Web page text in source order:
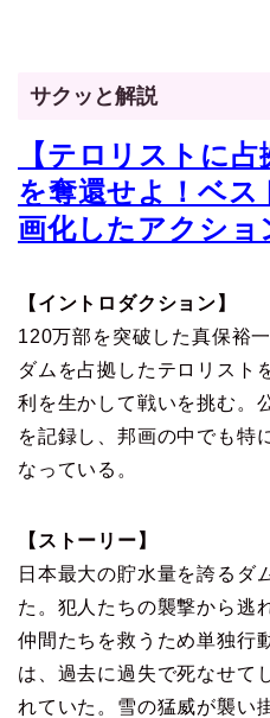
サクッと解説
【テロリストに
を奪還せよ！ベス
画化したアクショ
【イントロダクション】
120万部を突破した真保裕
ダムを占拠したテロリスト
利を生かして戦いを挑む。
を記録し、邦画の中でも特
なっている。
【ストーリー】
日本最大の貯水量を誇るダ
た。犯人たちの襲撃から逃
仲間たちを救うため単独行
は、過去に過失で死なせて
れていた。雪の猛威が襲い